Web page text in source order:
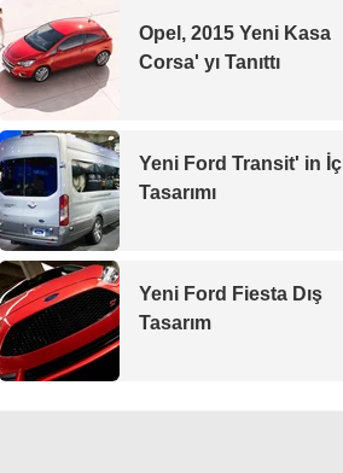
Opel, 2015 Yeni Kasa
Corsa' yı Tanıttı
Yeni Ford Transit' in İç
Tasarımı
Yeni Ford Fiesta Dış
Tasarım